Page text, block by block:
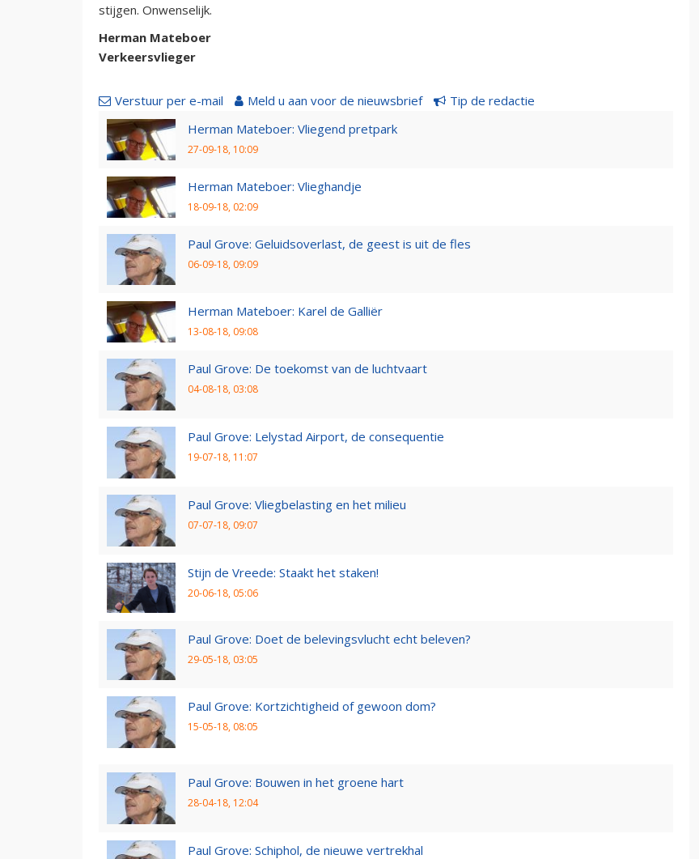
stijgen. Onwenselijk.
Herman Mateboer
Verkeersvlieger
Verstuur per e-mail Meld u aan voor de nieuwsbrief
Tip de redactie
Herman Mateboer: Vliegend pretpark
27-09-18, 10:09
Herman Mateboer: Vlieghandje
18-09-18, 02:09
Paul Grove: Geluidsoverlast, de geest is uit de fles
06-09-18, 09:09
Herman Mateboer: Karel de Galliër
13-08-18, 09:08
Paul Grove: De toekomst van de luchtvaart
04-08-18, 03:08
Paul Grove: Lelystad Airport, de consequentie
19-07-18, 11:07
Paul Grove: Vliegbelasting en het milieu
07-07-18, 09:07
Stijn de Vreede: Staakt het staken!
20-06-18, 05:06
Paul Grove: Doet de belevingsvlucht echt beleven?
29-05-18, 03:05
Paul Grove: Kortzichtigheid of gewoon dom?
15-05-18, 08:05
Paul Grove: Bouwen in het groene hart
28-04-18, 12:04
Paul Grove: Schiphol, de nieuwe vertrekhal